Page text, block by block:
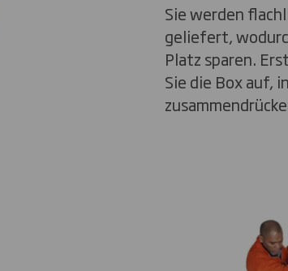
Sie werden
geliefert,
Platz sparen.
Sie die Box auf,